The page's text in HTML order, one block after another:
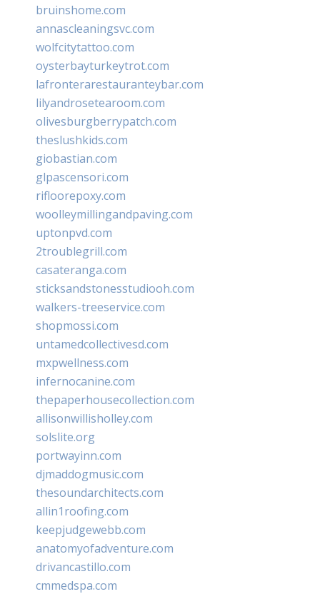
bruinshome.com
annascleaningsvc.com
wolfcitytattoo.com
oysterbayturkeytrot.com
lafronterarestauranteybar.com
lilyandrosetearoom.com
olivesburgberrypatch.com
theslushkids.com
giobastian.com
glpascensori.com
rifloorepoxy.com
woolleymillingandpaving.com
uptonpvd.com
2troublegrill.com
casateranga.com
sticksandstonesstudiooh.com
walkers-treeservice.com
shopmossi.com
untamedcollectivesd.com
mxpwellness.com
infernocanine.com
thepaperhousecollection.com
allisonwillisholley.com
solslite.org
portwayinn.com
djmaddogmusic.com
thesoundarchitects.com
allin1roofing.com
keepjudgewebb.com
anatomyofadventure.com
drivancastillo.com
cmmedspa.com